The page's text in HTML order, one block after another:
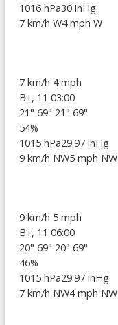
1016 hPa30 inHg
7 km/h W4 mph W
7 km/h 4 mph
Вт, 11 03:00
21° 69° 21° 69°
54%
1015 hPa29.97 inHg
9 km/h NW5 mph NW
9 km/h 5 mph
Вт, 11 06:00
20° 69° 20° 69°
46%
1015 hPa29.97 inHg
7 km/h NW4 mph NW